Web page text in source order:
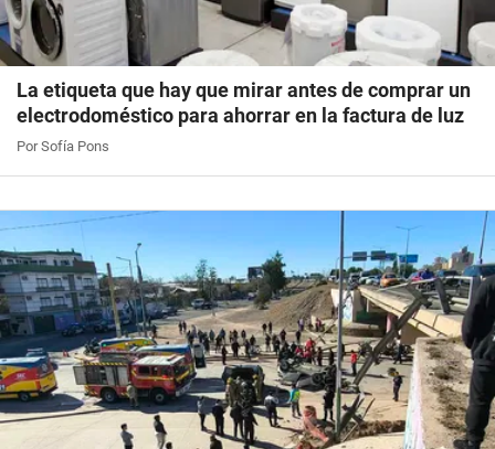
La etiqueta que hay que mirar antes de comprar un
electrodoméstico para ahorrar en la factura de luz
Por Sofía Pons